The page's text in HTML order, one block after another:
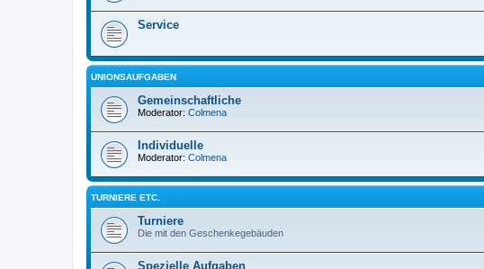
Service
UNIONSAUFGABEN
Gemeinschaftliche
Moderator: Colmena
Individuelle
Moderator: Colmena
TURNIERE ETC.
Turniere
Die mit den Geschenkegebäuden
Spezielle Aufgaben